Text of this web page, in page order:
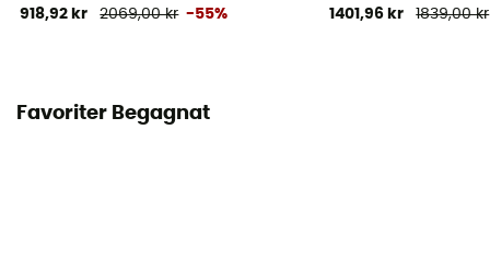
918,92 kr 2069,00 kr -55% 1401,96 kr 1839,00 kr
Favoriter Begagnat